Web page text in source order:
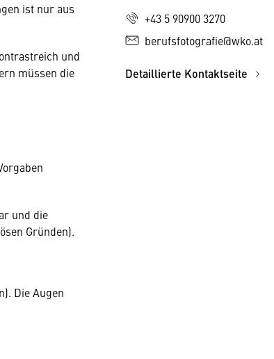
ist nur aus
und
müssen die
und die
Gründen).
Die Augen
+43 5 90900 3270
berufsfotografie@wko.at
Detaillierte Kontaktseite